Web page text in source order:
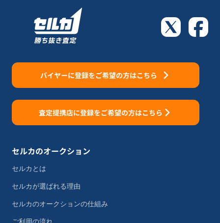
バイヤーに登録をご希望の方はこちら
査定提携店に登録をご希望の方はこちら
セルカのオークション
セルカとは
セルカが選ばれる理由
セルカのオークションの仕組み